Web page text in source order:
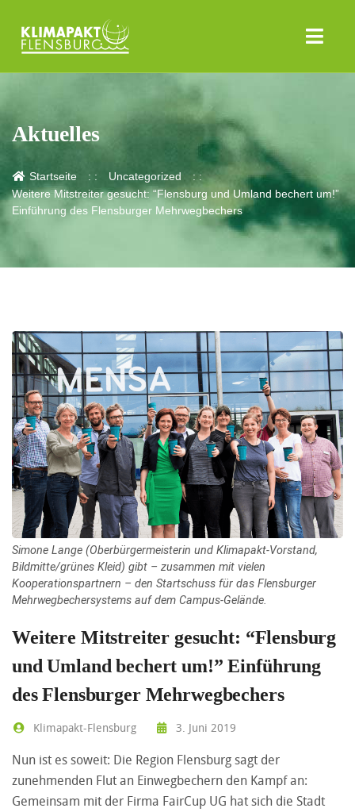
Aktuelles
Startseite
Uncategorized
Weitere Mitstreiter gesucht: “Flensburg und Umland bechert um!”
Einführung des Flensburger Mehrwegbechers
Simone Lange (Oberbürgermeisterin und Klimapakt-Vorstand,
Bildmitte/grünes Kleid) gibt – zusammen mit vielen
Kooperationspartnern – den Startschuss für das Flensburger
Mehrwegbechersystems auf dem Campus-Gelände.
Weitere Mitstreiter gesucht: “Flensburg
und Umland bechert um!” Einführung
des Flensburger Mehrwegbechers
Klimapakt-Flensburg 3. Juni 2019
Nun ist es soweit: Die Region Flensburg sagt der
zunehmenden Flut an Einwegbechern den Kampf an:
Gemeinsam mit der Firma FairCup UG hat sich die Stadt